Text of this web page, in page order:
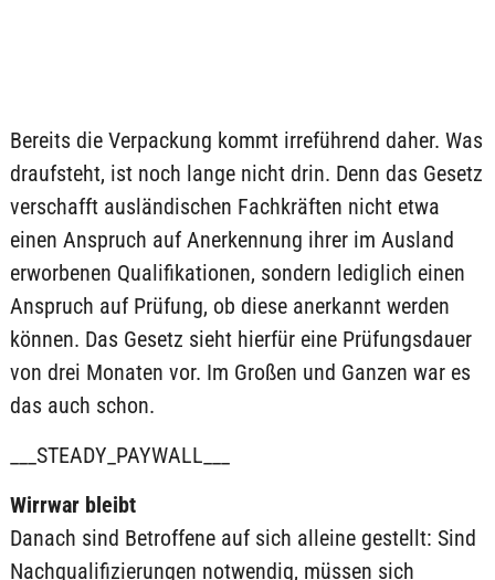
Bereits die Verpackung kommt irreführend daher. Was
draufsteht, ist noch lange nicht drin. Denn das Gesetz
verschafft ausländischen Fachkräften nicht etwa
einen Anspruch auf Anerkennung ihrer im Ausland
erworbenen Qualifikationen, sondern lediglich einen
Anspruch auf Prüfung, ob diese anerkannt werden
können. Das Gesetz sieht hierfür eine Prüfungsdauer
von drei Monaten vor. Im Großen und Ganzen war es
das auch schon.
___STEADY_PAYWALL___
Wirrwar bleibt
Danach sind Betroffene auf sich alleine gestellt: Sind
Nachqualifizierungen notwendig, müssen sich